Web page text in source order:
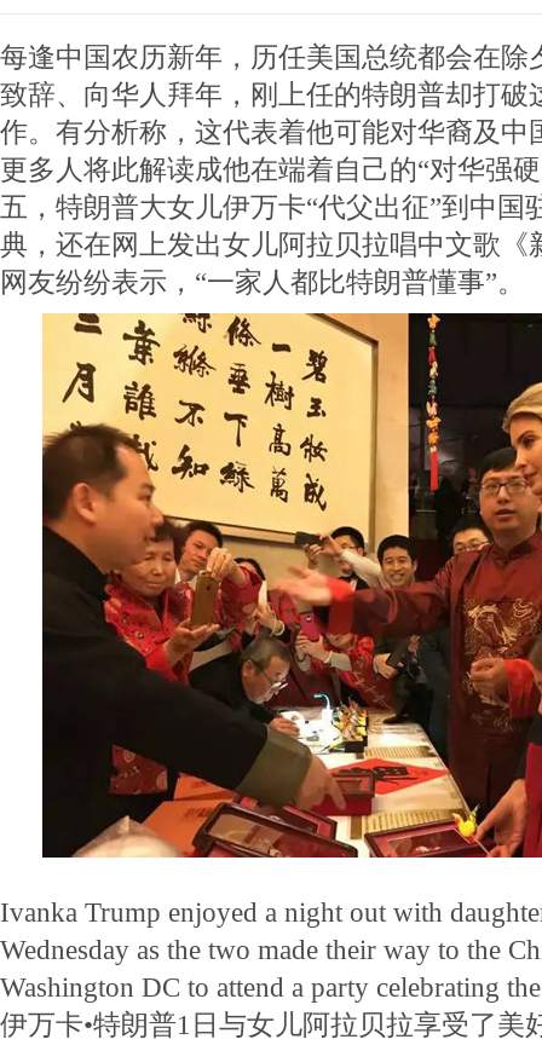
每逢中国农历新年，历任美国总统都会在除
致辞、向华人拜年，刚上任的特朗普却打破
作。有分析称，这代表着他可能对华裔及中
更多人将此解读成他在端着自己的“对华强
五，特朗普大女儿伊万卡“代父出征”到中国
典，还在网上发出女儿阿拉贝拉唱中文歌《
网友纷纷表示，“一家人都比特朗普懂事”。
Ivanka Trump enjoyed a night out with
Wednesday as the two made their way to the
Washington DC to attend a party celebrating
伊万卡•特朗普1日与女儿阿拉贝拉享受了美